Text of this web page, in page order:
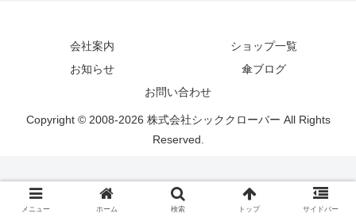
会社案内
ショップ一覧
お知らせ
傘ブログ
お問い合わせ
Copyright © 2008-2026 株式会社シッククローバー All Rights
Reserved.
メニュー ホーム 検索 トップ サイドバー